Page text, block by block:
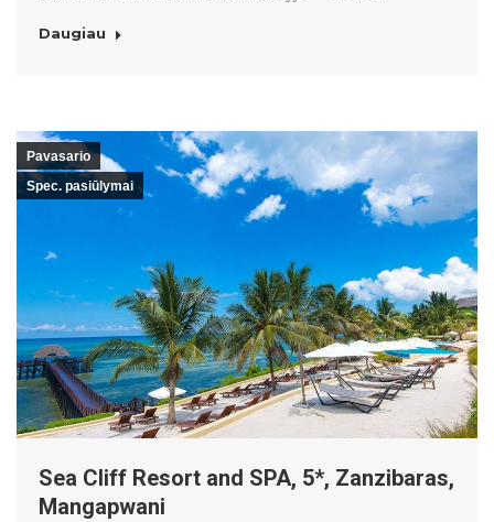
Daugiau
Pavasario
Spec. pasiūlymai
Sea Cliff Resort and SPA, 5*, Zanzibaras,
Mangapwani